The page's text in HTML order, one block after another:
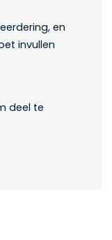
en
invullen
deel te